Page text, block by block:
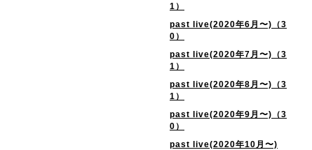
1）
past live(2020年6月〜)（3
0）
past live(2020年7月〜)（3
1）
past live(2020年8月〜)（3
1）
past live(2020年9月〜)（3
0）
past live(2020年10月〜)